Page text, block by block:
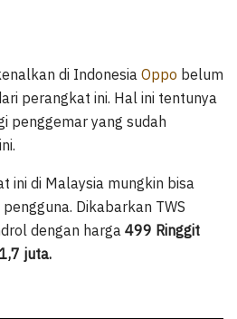
di Indonesia Oppo belum
perangkat ini. Hal ini tentunya
penggemar yang sudah
ini di Malaysia mungkin bisa
Dikabarkan TWS
dengan harga 499 Ringgit
juta.